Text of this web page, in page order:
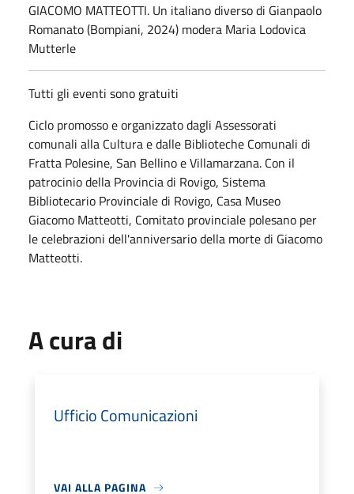
GIACOMO MATTEOTTI. Un italiano diverso di Gianpaolo
Romanato (Bompiani, 2024) modera Maria Lodovica
Mutterle
Tutti gli eventi sono gratuiti
Ciclo promosso e organizzato dagli Assessorati
comunali alla Cultura e dalle Biblioteche Comunali di
Fratta Polesine, San Bellino e Villamarzana. Con il
patrocinio della Provincia di Rovigo, Sistema
Bibliotecario Provinciale di Rovigo, Casa Museo
Giacomo Matteotti, Comitato provinciale polesano per
le celebrazioni dell'anniversario della morte di Giacomo
Matteotti.
A cura di
Ufficio Comunicazioni
VAI ALLA PAGINA